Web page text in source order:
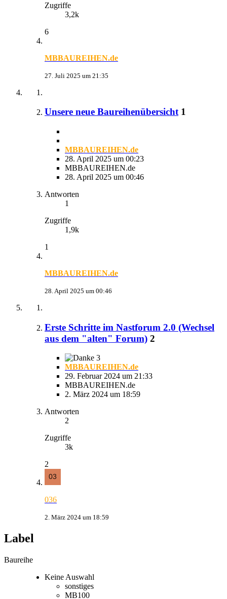
Zugriffe
3,2k
6
MBBAUREIHEN.de
27. Juli 2025 um 21:35
Unsere neue Baureihenübersicht 1
MBBAUREIHEN.de
28. April 2025 um 00:23
MBBAUREIHEN.de
28. April 2025 um 00:46
Antworten
1
Zugriffe
1,9k
1
MBBAUREIHEN.de
28. April 2025 um 00:46
Erste Schritte im Nastforum 2.0 (Wechsel
aus dem "alten" Forum) 2
3
MBBAUREIHEN.de
29. Februar 2024 um 21:33
MBBAUREIHEN.de
2. März 2024 um 18:59
Antworten
2
Zugriffe
3k
2
036
2. März 2024 um 18:59
Label
Baureihe
Keine Auswahl
sonstiges
MB100